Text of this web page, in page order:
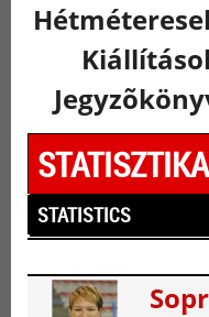
STATISZTIKA
STATISTICS